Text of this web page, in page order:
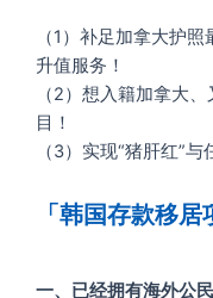
（1）补足加拿大护
升值服务！
（2）想入籍加拿大
目！
（3）实现“猪肝红”
「韩国存款移
一、已经拥有海外公